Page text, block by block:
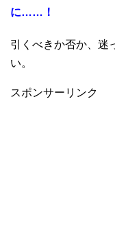
に……！
引くべきか否か、迷
い。
スポンサーリンク